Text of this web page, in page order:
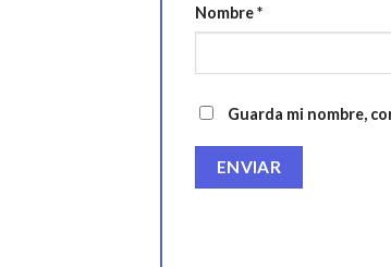
Nombre*
Guarda mi nombre,